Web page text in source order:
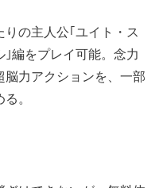
の主人公｢ユイト・ス
編をプレイ可能。念力
力アクションを、一部
。